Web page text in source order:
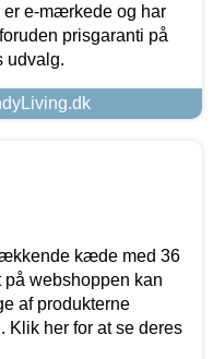
er e-mærkede og har
prisgaranti på
udvalg.
kæde med 36
på webshoppen kan
af produkterne
Klik her for at se deres